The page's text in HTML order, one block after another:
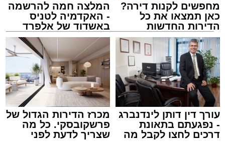
הכבישים פתוחים באשדוד
מערכת האתר / 13:52 10.08.26
מחפשים לקנות דירה?
כאן תמצאו את כל
הדירות החדשות
למכירה באשדוד >>>
המלצה חמה להרשמה
- האקדמיה לטניס
באשדוד של אלפרד
קריאולנסקי - לילדים
עורך דין דותן לינדנברג
- נפגעתם בתאונת
דרכים לחצו לקבל מה
מכרז הדירות הגדול של
פרשקובסקי. כל מה
שצריך לדעת לפני